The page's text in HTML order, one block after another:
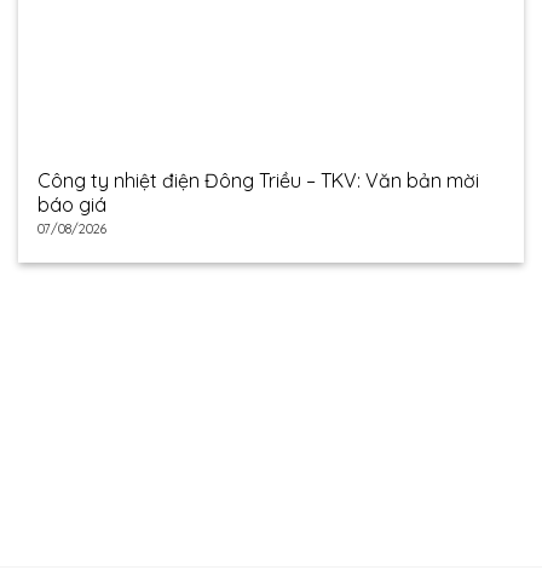
Công ty nhiệt điện Đông Triều – TKV: Văn bản mời
báo giá
07/08/2026